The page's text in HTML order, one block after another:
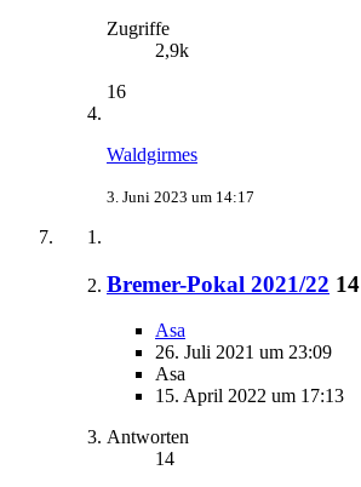
Zugriffe
2,9k
16
Waldgirmes
3. Juni 2023 um 14:17
Bremer-Pokal 2021/22 14
Asa
26. Juli 2021 um 23:09
Asa
15. April 2022 um 17:13
Antworten
14